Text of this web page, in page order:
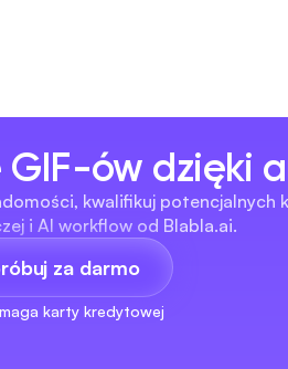
GIF-ów dzięki
kwalifikuj
i AI workflow od Blabla.ai.
za darmo
karty kredytowej